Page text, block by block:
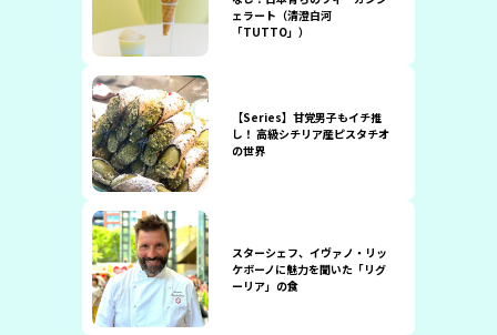
ェラート（清澄白河
「TUTTO」）
【Series】甘党男子もイチ推
し！ 高級シチリア産ピスタチオ
の世界
スターシェフ、イヴァノ・リッ
ケボーノに魅力を聞いた「リグ
ーリア」の食